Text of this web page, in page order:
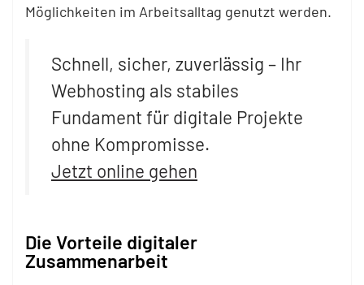
Möglichkeiten im Arbeitsalltag genutzt werden.
Schnell, sicher, zuverlässig – Ihr
Webhosting als stabiles
Fundament für digitale Projekte
ohne Kompromisse.
Jetzt online gehen
Die Vorteile digitaler
Zusammenarbeit